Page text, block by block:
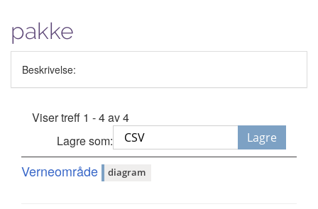
pakke
Beskrivelse:
Viser treff 1 - 4 av 4
Lagre som:
Lagre
Verneområde diagram